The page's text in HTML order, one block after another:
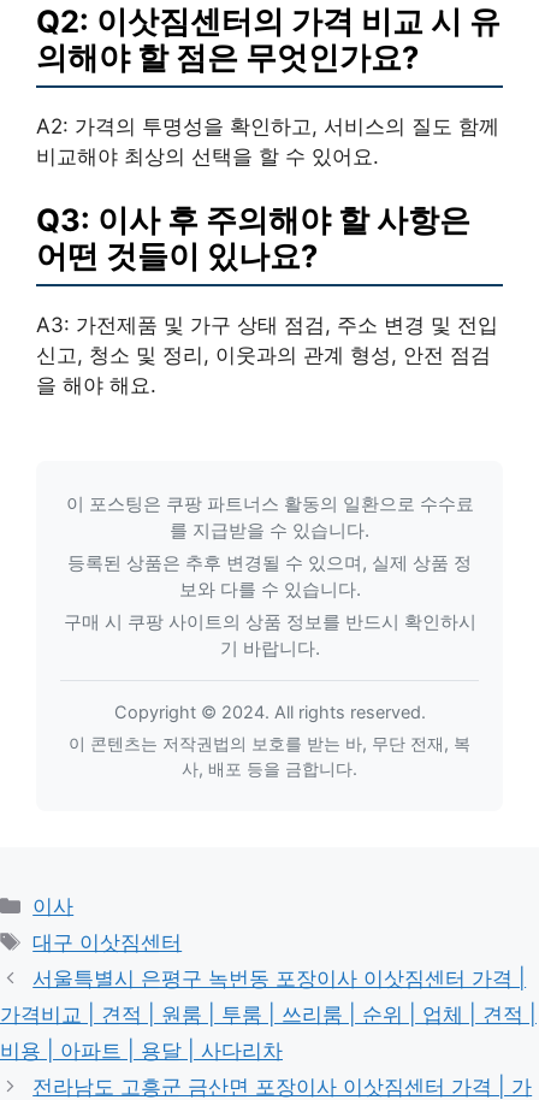
Q2: 이삿짐센터의 가격 비교 시 유
의해야 할 점은 무엇인가요?
A2: 가격의 투명성을 확인하고, 서비스의 질도 함께
비교해야 최상의 선택을 할 수 있어요.
Q3: 이사 후 주의해야 할 사항은
어떤 것들이 있나요?
A3: 가전제품 및 가구 상태 점검, 주소 변경 및 전입
신고, 청소 및 정리, 이웃과의 관계 형성, 안전 점검
을 해야 해요.
이 포스팅은 쿠팡 파트너스 활동의 일환으로 수수료
를 지급받을 수 있습니다.
등록된 상품은 추후 변경될 수 있으며, 실제 상품 정
보와 다를 수 있습니다.
구매 시 쿠팡 사이트의 상품 정보를 반드시 확인하시
기 바랍니다.
Copyright © 2024. All rights reserved.
이 콘텐츠는 저작권법의 보호를 받는 바, 무단 전재, 복
사, 배포 등을 금합니다.
Categories
이사
Tags
대구 이삿짐센터
서울특별시 은평구 녹번동 포장이사 이삿짐센터 가격 |
가격비교 | 견적 | 원룸 | 투룸 | 쓰리룸 | 순위 | 업체 | 견적 |
비용 | 아파트 | 용달 | 사다리차
전라남도 고흥군 금산면 포장이사 이삿짐센터 가격 | 가